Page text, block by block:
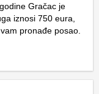
Gračac je
iznosi 750 eura,
pronađe posao.